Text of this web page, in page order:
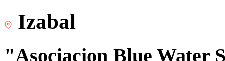
Izabal
"Asociacion Blue Water